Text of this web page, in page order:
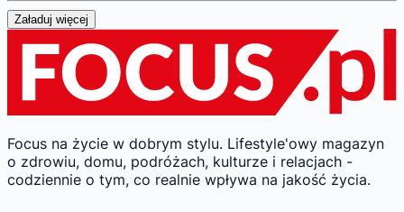
Załaduj więcej
Focus na życie w dobrym stylu. Lifestyle'owy magazyn
o zdrowiu, domu, podróżach, kulturze i relacjach -
codziennie o tym, co realnie wpływa na jakość życia.